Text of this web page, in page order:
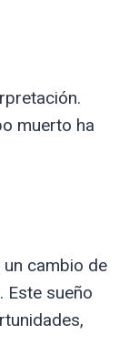
muerto ha
cambio de
Este sueño